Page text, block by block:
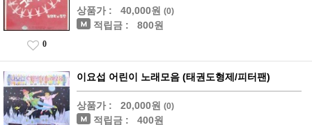
상품가 : 40,000원 (0)
적립금 : 800원
0
이요섭 어린이 노래모음 (태권도형제/피터팬)
상품가 : 20,000원 (0)
적립금 : 400원